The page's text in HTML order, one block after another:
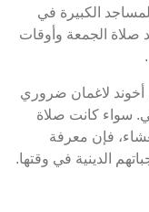
الكبيرة في
صلاة الجمعة وأوقات
أخوند لاغمان ضروري
سواء كانت صلاة
فإن معرفة
الدينية في وقتها.